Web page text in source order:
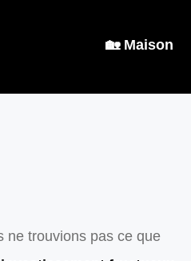
🏡 Maison
ne trouvions pas ce que